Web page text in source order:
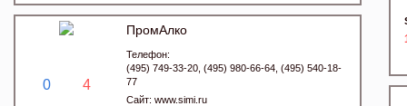
0 4
ПромАлко
Телефон:
(495) 749-33-20, (495) 980-66-64, (495) 540-18-
77
Сайт: www.simi.ru